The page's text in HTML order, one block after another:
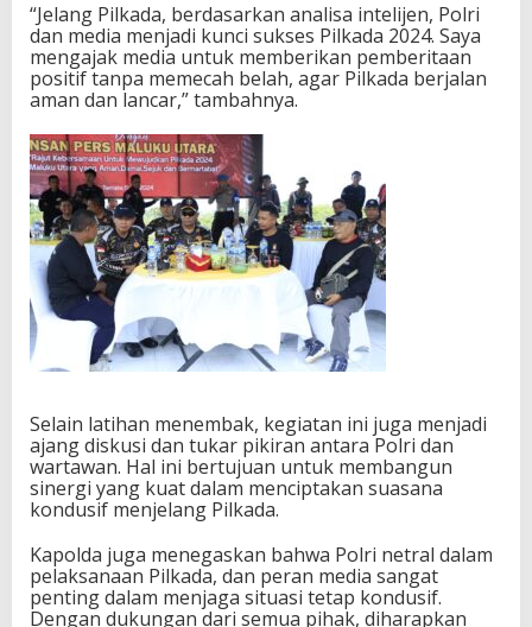
“Jelang Pilkada, berdasarkan analisa intelijen, Polri
dan media menjadi kunci sukses Pilkada 2024. Saya
mengajak media untuk memberikan pemberitaan
positif tanpa memecah belah, agar Pilkada berjalan
aman dan lancar,” tambahnya.
Selain latihan menembak, kegiatan ini juga menjadi
ajang diskusi dan tukar pikiran antara Polri dan
wartawan. Hal ini bertujuan untuk membangun
sinergi yang kuat dalam menciptakan suasana
kondusif menjelang Pilkada.
Kapolda juga menegaskan bahwa Polri netral dalam
pelaksanaan Pilkada, dan peran media sangat
penting dalam menjaga situasi tetap kondusif.
Dengan dukungan dari semua pihak, diharapkan